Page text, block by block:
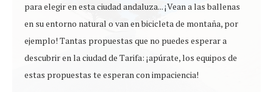
para elegir en esta ciudad andaluza... ¡Vean a las ballenas
en su entorno natural o van en bicicleta de montaña, por
ejemplo! Tantas propuestas que no puedes esperar a
descubrir en la ciudad de Tarifa: ¡apúrate, los equipos de
estas propuestas te esperan con impaciencia!